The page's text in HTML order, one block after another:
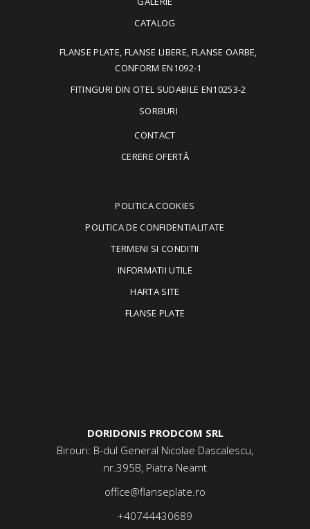
CATALOG
FLANSE PLATE, FLANSE LIBERE, FLANSE OARBE,
CONFORM EN1092-1
FITINGURI DIN OTEL SUDABILE EN10253-2
SORBURI
CONTACT
CERERE OFERTĂ
POLITICA COOKIES
POLITICA DE CONFIDENTIALITATE
TERMENI SI CONDITII
INFORMATII UTILE
HARTA SITE
FLANSE PLATE
DORIDONIS PRODCOM SRL
Birouri: B-dul General Nicolae Dascalescu,
nr.395B, Piatra Neamt
office@flanseplate.ro
+40744430689